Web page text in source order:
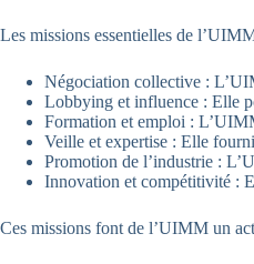
Les missions essentielles de
Négociation collective :
Lobbying et influence : Elle
Formation et emploi :
Veille et expertise : Elle
Promotion de l’industrie :
Innovation et compétitivité :
Ces missions font de l’UIMM un